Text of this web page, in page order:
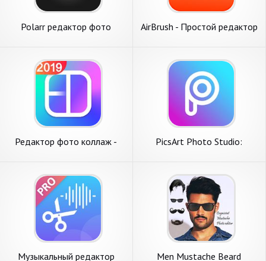
Polarr редактор фото
AirBrush - Простой редактор
Редактор фото коллаж -
PicsArt Photo Studio:
Музыкальный редактор
Men Mustache Beard